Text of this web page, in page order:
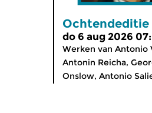
Ochtendeditie
do 6 aug 2026
Werken van Antonio
Antonin Reicha,
Onslow, Antonio